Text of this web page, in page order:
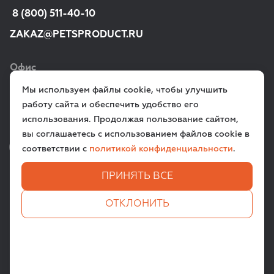
8 (800) 511-40-10
ZAKAZ@PETSPRODUCT.RU
Офис
г. Санкт‑Петербург,
ул. Всеволода Вишневского, д. 12a
VK TG
Мы используем файлы cookie, чтобы улучшить
работу сайта и обеспечить удобство его
использования. Продолжая пользование сайтом,
вы соглашаетесь с использованием файлов cookie в
соответствии с политикой конфиденциальности.
ПРИНЯТЬ ВСЕ
ОТКЛОНИТЬ